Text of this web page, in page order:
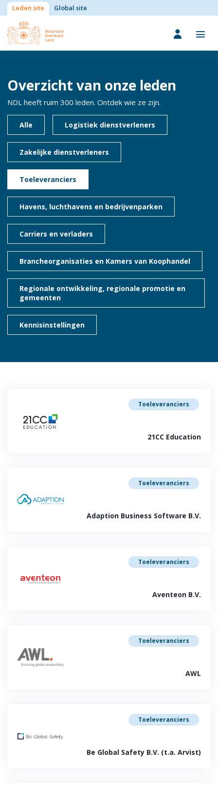
Leden site Global site
Overzicht van onze leden
NDL heeft ruim 300 leden. Ontdek wie ze zijn.
Alle Logistiek dienstverleners
Zakelijke dienstverleners
Toeleveranciers
Havens, luchthavens en bedrijvenparken
Carriers en verladers
Brancheorganisaties en Kamers van Koophandel
Regionale ontwikkeling, regionale promotie en
gemeenten
Kennisinstellingen
Toeleveranciers
21CC Education
Toeleveranciers
Adaption Business Software B.V.
Toeleveranciers
Aventeon B.V.
Toeleveranciers
AWL
Toeleveranciers
Be Global Safety B.V. (t.a. Arvist)